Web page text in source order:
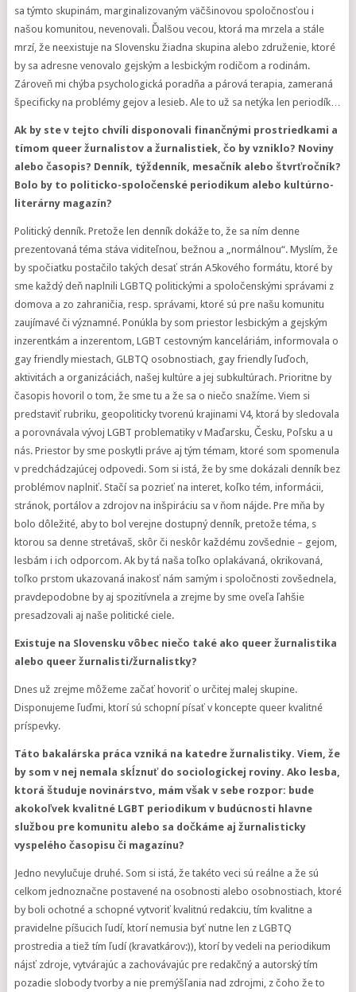
sa týmto skupinám, marginalizovaným väčšinovou spoločnosťou i
našou komunitou, nevenovali. Ďalšou vecou, ktorá ma mrzela a stále
mrzí, že neexistuje na Slovensku žiadna skupina alebo združenie, ktoré
by sa adresne venovalo gejským a lesbickým rodičom a rodinám.
Zároveň mi chýba psychologická poradňa a párová terapia, zameraná
špecificky na problémy gejov a lesieb. Ale to už sa netýka len periodík…
Ak by ste v tejto chvíli disponovali finančnými prostriedkami a
tímom queer žurnalistov a žurnalistiek, čo by vzniklo? Noviny
alebo časopis? Denník, týždenník, mesačník alebo štvrťročník?
Bolo by to politicko-spoločenské periodikum alebo kultúrno-
literárny magazín?
Politický denník. Pretože len denník dokáže to, že sa ním denne
prezentovaná téma stáva viditeľnou, bežnou a „normálnou“. Myslím, že
by spočiatku postačilo takých desať strán A5kového formátu, ktoré by
sme každý deň naplnili LGBTQ politickými a spoločenskými správami z
domova a zo zahraničia, resp. správami, ktoré sú pre našu komunitu
zaujímavé či významné. Ponúkla by som priestor lesbickým a gejským
inzerentkám a inzerentom, LGBT cestovným kanceláriám, informovala o
gay friendly miestach, GLBTQ osobnostiach, gay friendly ľuďoch,
aktivitách a organizáciách, našej kultúre a jej subkultúrach. Prioritne by
časopis hovoril o tom, že sme tu a že sa o niečo snažíme. Viem si
predstaviť rubriku, geopoliticky tvorenú krajinami V4, ktorá by sledovala
a porovnávala vývoj LGBT problematiky v Maďarsku, Česku, Poľsku a u
nás. Priestor by sme poskytli práve aj tým témam, ktoré som spomenula
v predchádzajúcej odpovedi. Som si istá, že by sme dokázali denník bez
problémov naplniť. Stačí sa pozrieť na interet, koľko tém, informácii,
stránok, portálov a zdrojov na inšpiráciu sa v ňom nájde. Pre mňa by
bolo dôležité, aby to bol verejne dostupný denník, pretože téma, s
ktorou sa denne stretávaš, skôr či neskôr každému zovšednie – gejom,
lesbám i ich odporcom. Ak by tá naša toľko oplakávaná, okrikovaná,
toľko prstom ukazovaná inakosť nám samým i spoločnosti zovšednela,
pravdepodobne by aj spozitívnela a zrejme by sme oveľa ľahšie
presadzovali aj naše politické ciele.
Existuje na Slovensku vôbec niečo také ako queer žurnalistika
alebo queer žurnalisti/žurnalistky?
Dnes už zrejme môžeme začať hovoriť o určitej malej skupine.
Disponujeme ľuďmi, ktorí sú schopní písať v koncepte queer kvalitné
príspevky.
Táto bakalárska práca vzniká na katedre žurnalistiky. Viem, že
by som v nej nemala skĺznuť do sociologickej roviny. Ako lesba,
ktorá študuje novinárstvo, mám však v sebe rozpor: bude
akokoľvek kvalitné LGBT periodikum v budúcnosti hlavne
službou pre komunitu alebo sa dočkáme aj žurnalisticky
vyspelého časopisu či magazínu?
Jedno nevylučuje druhé. Som si istá, že takéto veci sú reálne a že sú
celkom jednoznačne postavené na osobnosti alebo osobnostiach, ktoré
by boli ochotné a schopné vytvoriť kvalitnú redakciu, tím kvalitne a
pravidelne píšucich ľudí, ktorí nemusia byť nutne len z LGBTQ
prostredia a tiež tím ľudí (kravatkárov:)), ktorí by vedeli na periodikum
nájsť zdroje, vytvárajúc a zachovávajúc pre redakčný a autorský tím
pozadie slobody tvorby a nie premýšľania nad zdrojmi, z čoho že to